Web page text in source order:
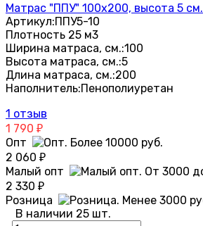
Матрас "ППУ" 100х200, высота 5 см.
Артикул:ППУ5-10
Плотность 25 м3
Ширина матраса, см.:100
Высота матраса, см.:5
Длина матраса, см.:200
Наполнитель:Пенополиуретан
1 отзыв
1 790 ₽
Опт
2 060 ₽
Малый опт
2 330 ₽
Розница
В наличии 25 шт.